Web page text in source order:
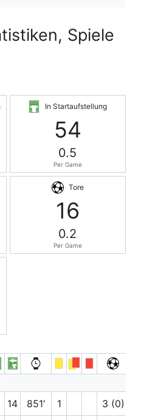
Spiele
In Startaufstellung
54
0.5
Per Game
Tore
16
0.2
Per Game
14 851′ 1 3 (0)